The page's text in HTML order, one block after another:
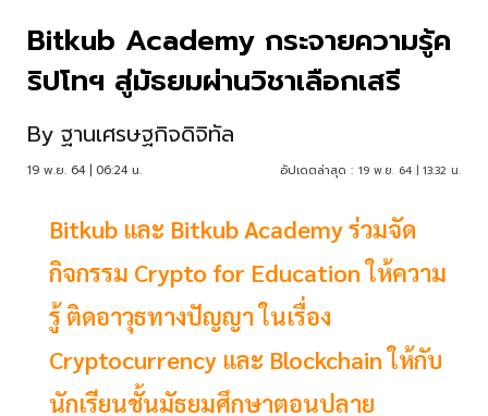
Bitkub Academy กระจายความรู้ค
ริปโทฯ สู่มัธยมผ่านวิชาเลือกเสรี
By ฐานเศรษฐกิจดิจิทัล
19 พ.ย. 64 | 06:24 น. อัปเดตล่าสุด : 19 พ.ย. 64 | 13:32 น.
Bitkub และ Bitkub Academy ร่วมจัด
กิจกรรม Crypto for Education ให้ความ
รู้ ติดอาวุธทางปัญญา ในเรื่อง
Cryptocurrency และ Blockchain ให้กับ
นักเรียนชั้นมัธยมศึกษาตอนปลาย